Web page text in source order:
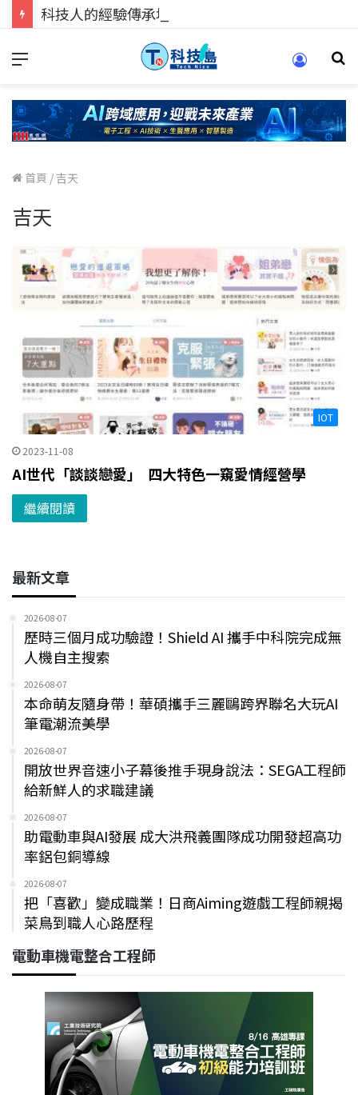
首頁 /吉天
吉天
IOT
2023-11-08
AI世代「談談戀愛」 四大特色一窺愛情經營學
繼續閱讀
最新文章
2026-08-07
歷時三個月成功驗證！Shield AI 攜手中科院完成無
人機自主搜索
2026-08-07
本命萌友隨身帶！華碩攜手三麗鷗跨界聯名大玩AI
筆電潮流美學
2026-08-07
開放世界音速小子幕後推手現身說法：SEGA工程師
給新鮮人的求職建議
2026-08-07
助電動車與AI發展 成大洪飛義團隊成功開發超高功
率鋁包銅導線
2026-08-07
把「喜歡」變成職業！日商Aiming遊戲工程師親揭
菜鳥到職人心路歷程
電動車機電整合工程師